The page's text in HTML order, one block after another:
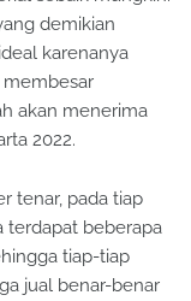
demikian
karenanya
akan menerima
2022.
tenar, pada tiap
terdapat beberapa
tiap-tiap
jual benar-benar